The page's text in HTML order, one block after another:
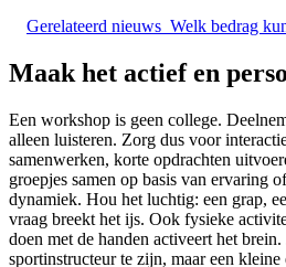
Gerelateerd nieuws Welk bedrag
Maak het actief en
Een workshop is geen college.
alleen luisteren. Zorg dus voor
samenwerken, korte opdrachten
groepjes samen op basis van ervaring
dynamiek. Hou het luchtig: een grap,
vraag breekt het ijs. Ook fysieke
doen met de handen activeert het brein.
sportinstructeur te zijn, maar een kleine